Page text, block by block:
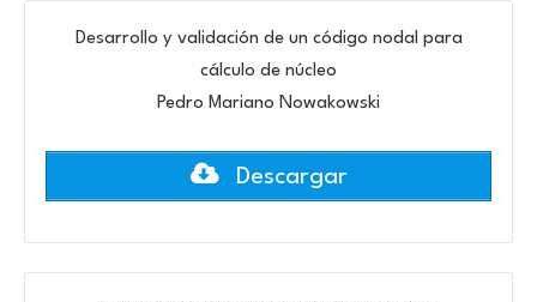
Desarrollo y validación de un código nodal para
cálculo de núcleo
Pedro Mariano Nowakowski
Descargar